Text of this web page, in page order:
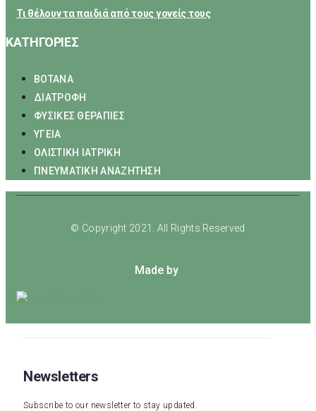
Τι θέλουν τα παιδιά από τους γονείς τους
ΚΑΤΗΓΟΡΙΕΣ
ΒΟΤΑΝΑ
ΔΙΑΤΡΟΦΗ
ΦΥΣΙΚΕΣ ΘΕΡΑΠΙΕΣ
ΥΓΕΙΑ
ΟΛΙΣΤΙΚΗ ΙΑΤΡΙΚΗ
ΠΝΕΥΜΑΤΙΚΗ ΑΝΑΖΗΤΗΣΗ
© Copyright 2021. All Rights Reserved
Made by
Newsletters
Subscribe to our newsletter to stay updated.